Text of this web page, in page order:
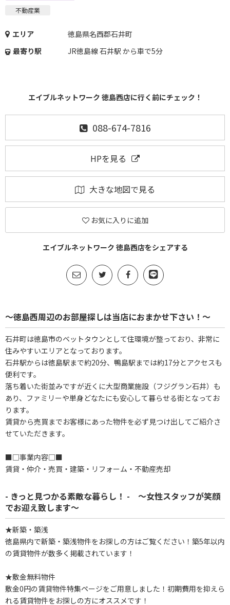
不動産業
エリア
徳島県名西郡石井町
最寄り駅
JR徳島線 石井駅 から車で5分
エイブルネットワーク 徳島西店に行く前にチェック！
088-674-7816
HPを見る
大きな地図で見る
お気に入りに追加
エイブルネットワーク 徳島西店をシェアする
～徳島西周辺のお部屋探しは当店におまかせ下さい！～
石井町は徳島市のベットタウンとして住環境が整っており、非常に
住みやすいエリアとなっております。
石井駅からは徳島駅まで約20分、鴨島駅までは約17分とアクセスも
便利です。
落ち着いた街並みですが近くに大型商業施設（フジグラン石井）も
あり、ファミリーや単身どなたにも安心して暮らせる街となってお
ります。
賃貸から売買までお客様にあった物件を必ず見つけ出してご紹介さ
せていただきます。
■□事業内容□■
賃貸・仲介・売買・建築・リフォーム・不動産売却
- きっと見つかる素敵な暮らし！ - ～女性スタッフが笑顔
でお迎え致します～
★新築・築浅
徳島県内で新築・築浅物件をお探しの方はご覧ください！築5年以内
の賃貸物件が数多く掲載されています！
★敷金無料物件
敷金0円の賃貸物件特集ページをご用意しました！初期費用を抑えら
れる賃貸物件をお探しの方にオススメです！